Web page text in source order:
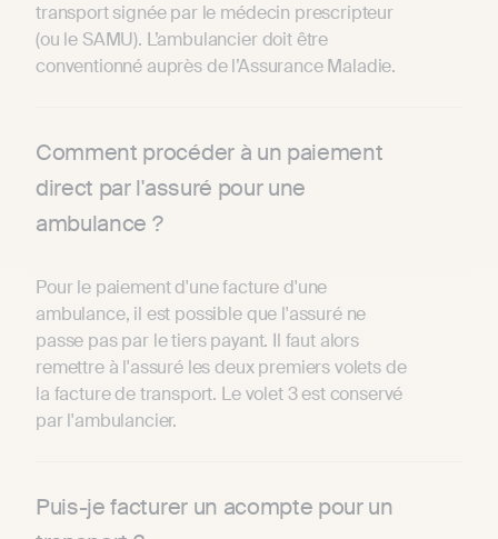
transport signée par le médecin prescripteur
(ou le SAMU). L’ambulancier doit être
conventionné auprès de l’Assurance Maladie.
Comment procéder à un paiement
direct par l'assuré pour une
ambulance ?
Pour le paiement d'une facture d'une
ambulance, il est possible que l'assuré ne
passe pas par le tiers payant. Il faut alors
remettre à l'assuré les deux premiers volets de
la facture de transport. Le volet 3 est conservé
par l'ambulancier.
Puis-je facturer un acompte pour un